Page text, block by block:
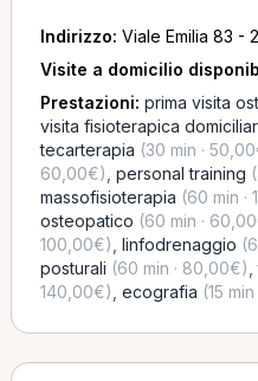
Indirizzo: Viale Emilia 83 -
Visite a domicilio
Prestazioni: prima visita
visita fisioterapica
tecarterapia (30 min ·
60,00€) personal training
massofisioterapia (60 min ·
osteopatico (60 min ·
100,00€) linfodrenaggio
posturali (60 min · 80,00€) ,
140,00€) ecografia (15